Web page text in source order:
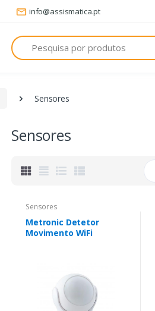
info@assismatica.pt
Pesquisa
Sensores
Sensores
Sensores
Metronic Detetor
Movimento WiFi